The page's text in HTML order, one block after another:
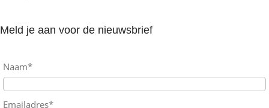
Meld je aan voor de nieuwsbrief
Naam*
Emailadres*